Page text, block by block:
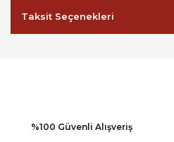
Taksit Seçenekleri
%100 Güvenli Alışveriş